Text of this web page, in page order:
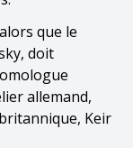
que le
doit
allemand,
Keir